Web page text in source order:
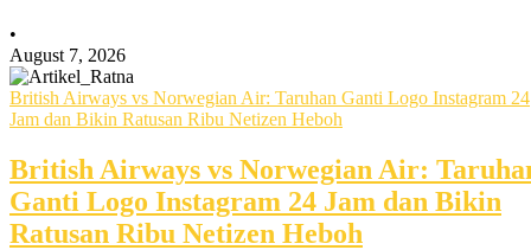
•
August 7, 2026
British Airways vs Norwegian Air: Taruhan Ganti Logo Instagram 24
Jam dan Bikin Ratusan Ribu Netizen Heboh
British Airways vs Norwegian Air:
Ganti Logo Instagram 24 Jam dan Bikin
Ratusan Ribu Netizen Heboh